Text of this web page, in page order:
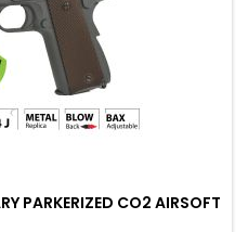
PARKERIZED CO2 AIRSOFT